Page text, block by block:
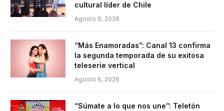
cultural líder de Chile
Agosto 6, 2026
“Más Enamoradas”: Canal 13 confirma
la segunda temporada de su exitosa
teleserie vertical
Agosto 6, 2026
“Súmate a lo que nos une”: Teletón